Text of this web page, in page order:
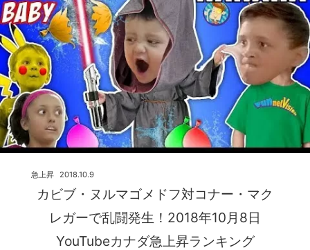
カビブ・ヌルマゴメドフ対コナー・マク
レガーで乱闘発生！2018年10月8日
YouTubeカナダ急上昇ランキング
2018.10.9
急上昇